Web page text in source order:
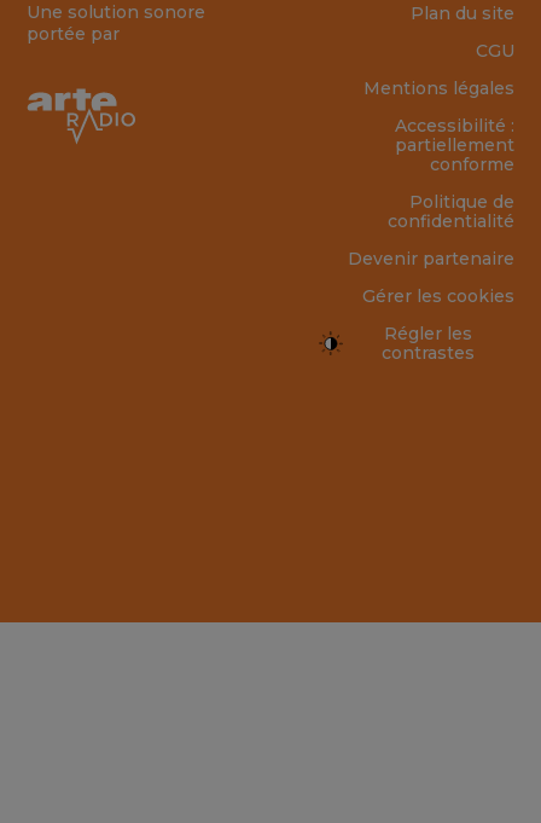
Une solution sonore
portée par
Plan du site
CGU
Mentions légales
Accessibilité :
partiellement
conforme
Politique de
confidentialité
Devenir partenaire
Gérer les cookies
Régler les
contrastes